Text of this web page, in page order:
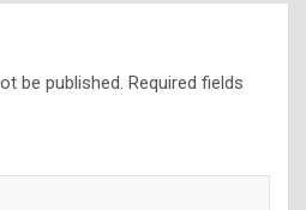
be published. Required fields